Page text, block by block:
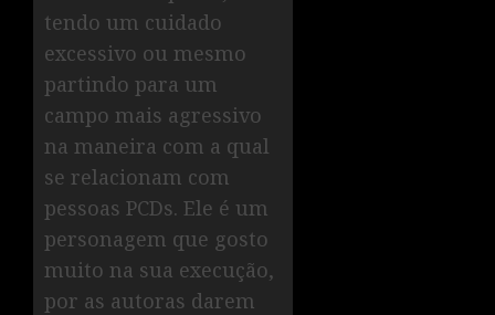
tendo um cuidado
excessivo ou mesmo
partindo para um
campo mais agressivo
na maneira com a qual
se relacionam com
pessoas PCDs. Ele é um
personagem que gosto
muito na sua execução,
por as autoras darem